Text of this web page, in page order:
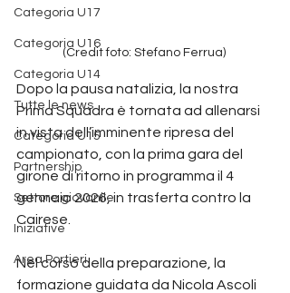
Categoria U17
Categoria U16
Categoria U14
Tutte le news
Categoria U15
Partnership
Settore giovanile
Iniziative
Area Portieri
(Credit foto: Stefano Ferrua)
Dopo la pausa natalizia, la nostra
Prima Squadra è tornata ad allenarsi
in vista dell’imminente ripresa del
campionato, con la prima gara del
girone di ritorno in programma il 4
gennaio 2026, in trasferta contro la
Cairese.
Nel corso della preparazione, la
formazione guidata da Nicola Ascoli